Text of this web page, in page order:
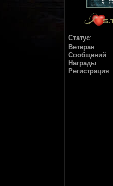
Статус:
Ветеран:
Сообщений:
Награды:
Регистрация: